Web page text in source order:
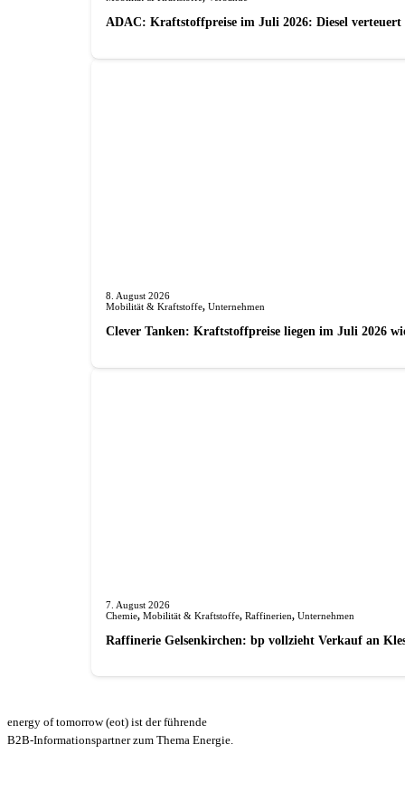
ADAC: Kraftstoffpreise im Juli 2026: Diesel verteuert
8. August 2026
Mobilität & Kraftstoffe, Unternehmen
Clever Tanken: Kraftstoffpreise liegen im Juli 2026
7. August 2026
Chemie, Mobilität & Kraftstoffe, Raffinerien, Unternehmen
Raffinerie Gelsenkirchen: bp vollzieht Verkauf an
energy of tomorrow (eot) ist der führende
B2B-Informationspartner zum Thema Energie.